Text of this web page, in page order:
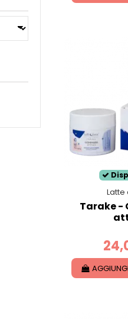
Latte
Tarake -